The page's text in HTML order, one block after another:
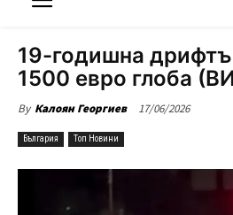
19-годишна
1500 евро глоба
By Калоян Георгиев 17/06/2026
България Топ Новини